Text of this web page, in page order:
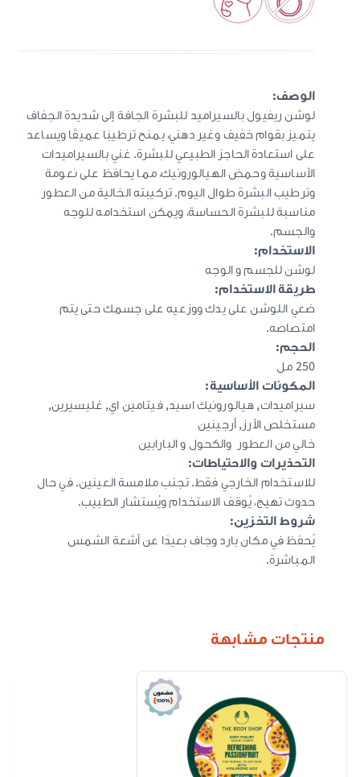
الوصف:
لوشن ريفيول بالسيراميد للبشرة الجافة إلى شديدة الجفاف
يتميز بقوام خفيف وغير دهني، يمنح ترطيبًا عميقًا ويساعد
على استعادة الحاجز الطبيعي للبشرة. غني بالسيراميدات
الأساسية وحمض الهيالورونيك، مما يحافظ على نعومة
وترطيب البشرة طوال اليوم. تركيبته الخالية من العطور
مناسبة للبشرة الحساسة، ويمكن استخدامه للوجه
والجسم.
الاستخدام:
لوشن للجسم و الوجه
طريقة الاستخدام:
ضعي اللوشن على يدك ووزعيه على جسمك حتى يتم
امتصاصه.
الحجم:
250 مل
المكونات الأساسية:
سيراميدات, هيالورونيك اسيد, فيتامين اي, غليسيرين,
مستخلص الأرز, أرجينين
خالي من العطور والكحول و البارابين
التحذيرات والاحتياطات:
للاستخدام الخارجي فقط. تجنب ملامسة العينين. في حال
حدوث تهيج، يُوقف الاستخدام ويُستشار الطبيب.
شروط التخزين:
يُحفظ في مكان بارد وجاف بعيدًا عن أشعة الشمس
المباشرة.
منتجات مشابهة